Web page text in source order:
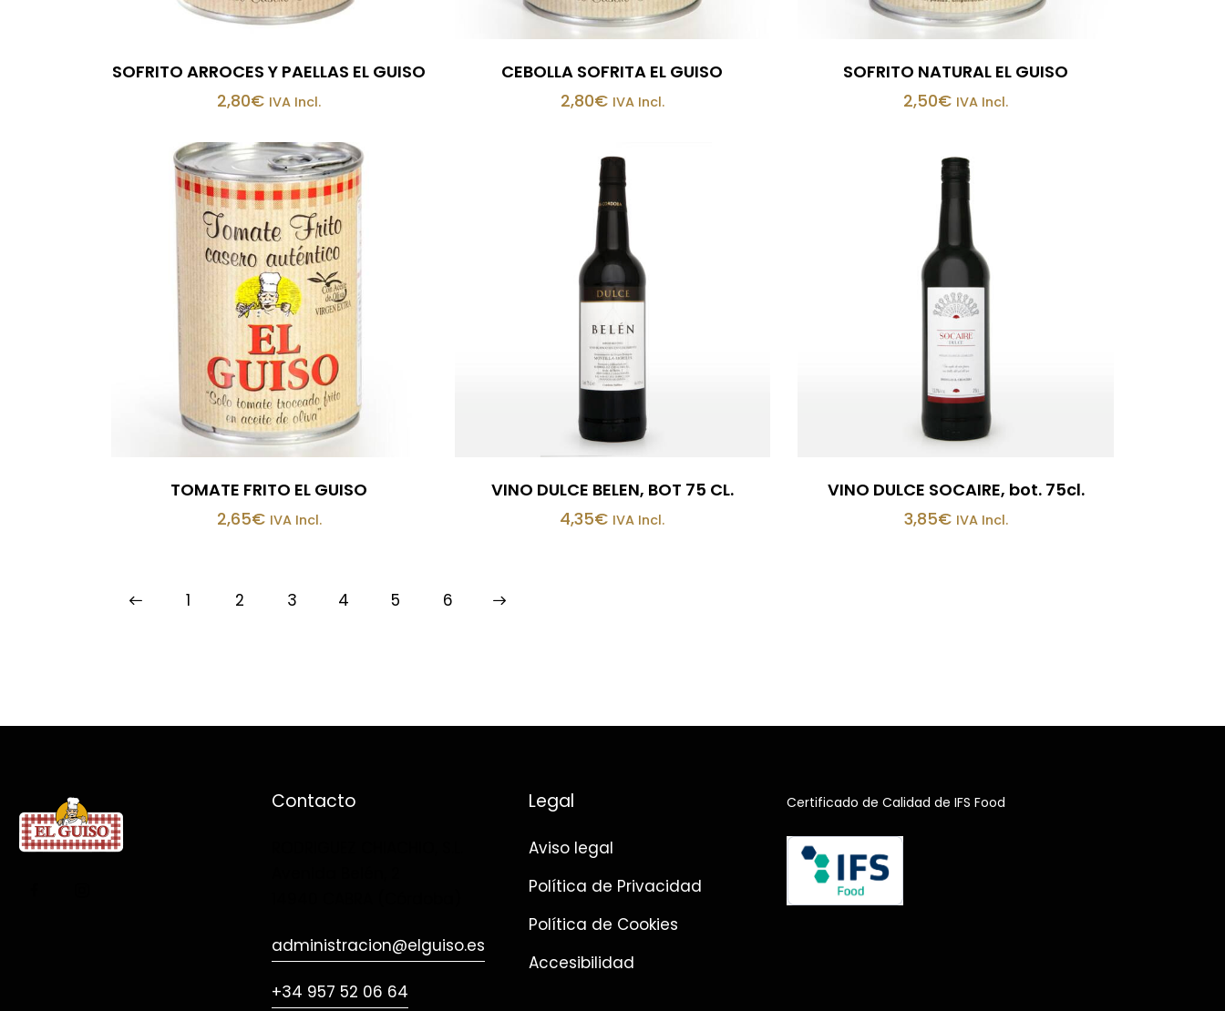
SOFRITO ARROCES Y PAELLAS EL GUISO
2,80€ IVA Incl.
CEBOLLA SOFRITA EL GUISO
2,80€ IVA Incl.
SOFRITO NATURAL EL GUISO
2,50€ IVA Incl.
TOMATE FRITO EL GUISO
2,65€ IVA Incl.
VINO DULCE BELEN, BOT 75 CL.
4,35€ IVA Incl.
VINO DULCE SOCAIRE, bot. 75cl.
3,85€ IVA Incl.
1 2 3 4 5 6
Contacto
administracion@elguiso.es
+34 957 52 06 64
Legal
Aviso legal
Política de Privacidad
Política de Cookies
Accesibilidad
Certificado de Calidad de IFS Food